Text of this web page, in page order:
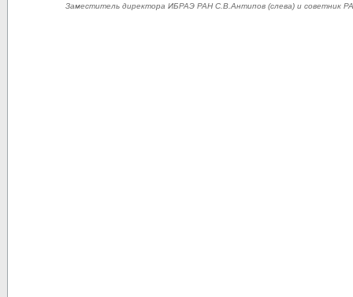
Заместитель директора ИБРАЭ РАН С.В.Антипов (слева) и советник